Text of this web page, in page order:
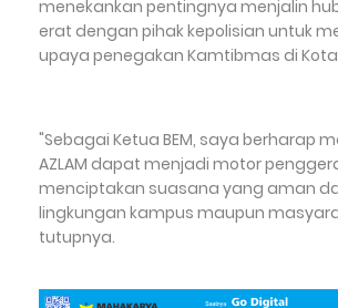
menekankan pentingnya menjalin
erat dengan pihak kepolisian untuk
upaya penegakan Kamtibmas di Kota
"Sebagai Ketua BEM, saya berharap
AZLAM dapat menjadi motor
menciptakan suasana yang aman
lingkungan kampus maupun
tutupnya.